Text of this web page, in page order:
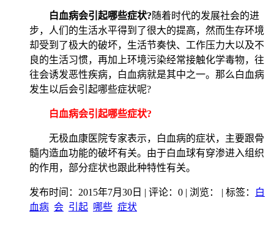
白血病会引起哪些症状?随着时代的发展社会的进
步，人们的生活水平得到了很大的提高，然而生存环境
却受到了极大的破坏，生活节奏快、工作压力大以及不
良的生活习惯，再加上环境污染经常接触化学毒物，往
往会诱发恶性疾病，白血病就是其中之一。那么白血病
发生以后会引起哪些症状呢?
白血病会引起哪些症状?
无极血康医院专家表示，白血病的症状，主要跟骨
髓内造血功能的破坏有关。由于白血球有穿渗进入组织
的作用，部分症状也跟此种特性有关。
发布时间：2015年7月30日 | 评论：0 | 浏览： | 标签：
白
血病 会 引起 哪些 症状